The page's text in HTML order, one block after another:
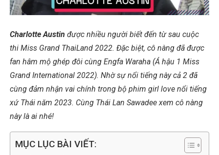
Charlotte Austin được nhiều người biết đến từ sau cuộc
thi Miss Grand ThaiLand 2022. Đặc biệt, cô nàng đã được
fan hâm mộ ghép đôi cùng Engfa Waraha (Á hậu 1 Miss
Grand International 2022). Nhờ sự nổi tiếng này cả 2 đã
cùng đảm nhận vai chính trong bộ phim girl love nổi tiếng
xứ Thái năm 2023. Cùng Thái Lan Sawadee xem cô nàng
này là ai nhé!
MỤC LỤC BÀI VIẾT: